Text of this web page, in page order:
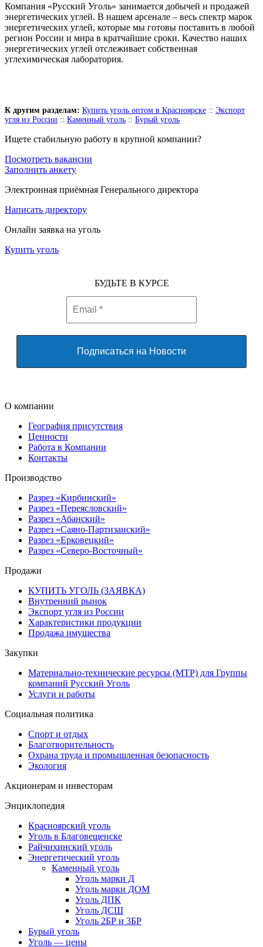
Компания «Русский Уголь» занимается добычей и продажей
энергетических углей. В нашем арсенале – весь спектр марок
энергетических углей, которые мы готовы поставить в любой
регион России и мира в кратчайшие сроки. Качество наших
энергетических углей отслеживает собственная
углехимическая лаборатория.
К другим разделам: Купить уголь оптом в Красноярске :: Экспорт
угля из России :: Каменный уголь :: Бурый уголь
Ищете стабильную работу в крупной компании?
Посмотреть вакансии
Заполнить анкету
Электронная приёмная Генерального директора
Написать директору
Онлайн заявка на уголь
Купить уголь
БУДЬТЕ В КУРСЕ
О компании
География присутствия
Ценности
Работа в Компании
Контакты
Производство
Разрез «Кирбинский»
Разрез «Переясловский»
Разрез «Абанский»
Разрез «Саяно-Партизанский»
Разрез «Ерковецкий»
Разрез «Северо-Восточный»
Продажи
КУПИТЬ УГОЛЬ (ЗАЯВКА)
Внутренний рынок
Экспорт угля из России
Характеристики продукции
Продажа имущества
Закупки
Материально-технические ресурсы (МТР) для Группы
компаний Русский Уголь
Услуги и работы
Социальная политика
Спорт и отдых
Благотворительность
Охрана труда и промышленная безопасность
Экология
Акционерам и инвесторам
Энциклопедия
Красноярский уголь
Уголь в Благовещенске
Райчихинский уголь
Энергетический уголь
Каменный уголь
Уголь марки Д
Уголь марки ДОМ
Уголь ДПК
Уголь ДСШ
Уголь 2БР и 3БР
Бурый уголь
Уголь — цены